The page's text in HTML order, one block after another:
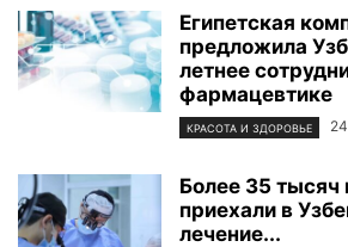
Египетская
предложила
летнее
фармацевтике
КРАСОТА И ЗДОРОВЬЕ
Более 35 тысяч
приехали в
лечение...